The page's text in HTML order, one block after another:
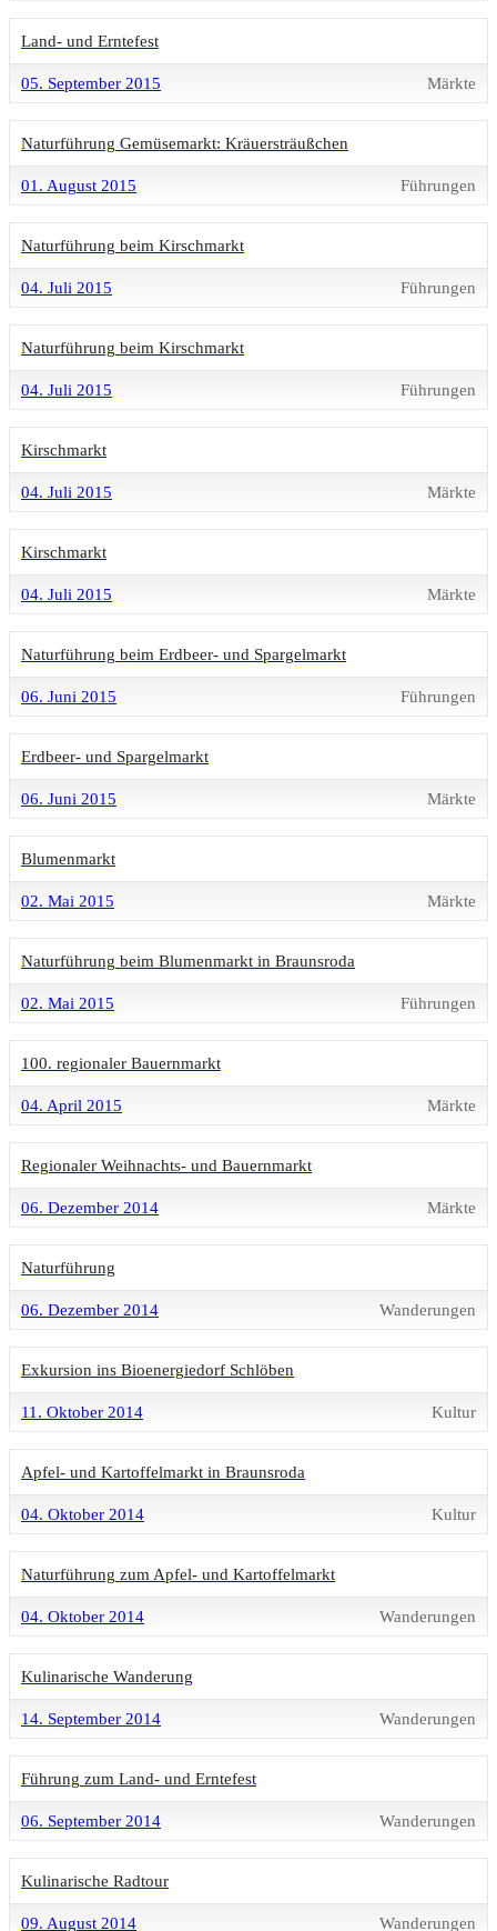
Land- und Erntefest
05. September 2015 Märkte
Naturführung Gemüsemarkt: Kräuersträußchen
01. August 2015 Führungen
Naturführung beim Kirschmarkt
04. Juli 2015 Führungen
Naturführung beim Kirschmarkt
04. Juli 2015 Führungen
Kirschmarkt
04. Juli 2015 Märkte
Kirschmarkt
04. Juli 2015 Märkte
Naturführung beim Erdbeer- und Spargelmarkt
06. Juni 2015 Führungen
Erdbeer- und Spargelmarkt
06. Juni 2015 Märkte
Blumenmarkt
02. Mai 2015 Märkte
Naturführung beim Blumenmarkt in Braunsroda
02. Mai 2015 Führungen
100. regionaler Bauernmarkt
04. April 2015 Märkte
Regionaler Weihnachts- und Bauernmarkt
06. Dezember 2014 Märkte
Naturführung
06. Dezember 2014 Wanderungen
Exkursion ins Bioenergiedorf Schlöben
11. Oktober 2014 Kultur
Apfel- und Kartoffelmarkt in Braunsroda
04. Oktober 2014 Kultur
Naturführung zum Apfel- und Kartoffelmarkt
04. Oktober 2014 Wanderungen
Kulinarische Wanderung
14. September 2014 Wanderungen
Führung zum Land- und Erntefest
06. September 2014 Wanderungen
Kulinarische Radtour
09. August 2014 Wanderungen